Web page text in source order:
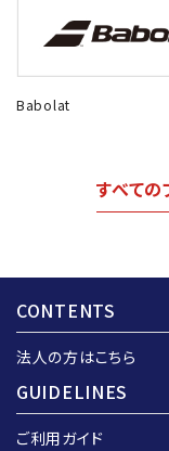
Babolat
すべての
CONTENTS
法人の方はこちら
GUIDELINES
ご利用ガイド